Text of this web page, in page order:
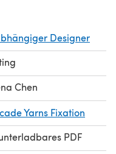
Designer
Chen
Yarns Fixation
PDF